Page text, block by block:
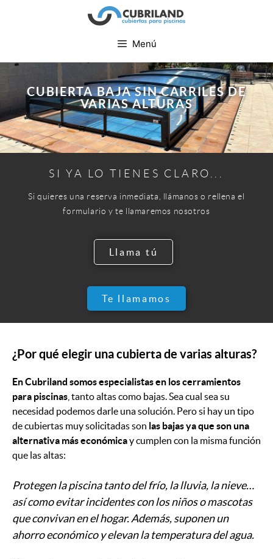
Menú
CUBIERTA BAJA SIN CARRILES DE
VARIAS ALTURAS
SI YA LO TIENES CLARO...
Si quieres una reserva inmediata, llámanos o rellena el
formulario y te llamaremos nosotros
Llama tú
Te llamamos
¿Por qué elegir una cubierta de varias alturas?
En Cubriland somos especialistas en los cerramientos
para piscinas , tanto altas como bajas. Sea cual sea su
necesidad podemos darle una solución. Pero si hay un tipo
de cubiertas muy solicitadas son las bajas ya que son una
alternativa más económicay cumplen con la misma función
que las altas:
Protegen la piscina tanto del frío, la lluvia, la nieve…
así como evitar incidentes con los niños o mascotas
que convivan en el hogar. Además, suponen un
ahorro económico y elevan la temperatura del agua.